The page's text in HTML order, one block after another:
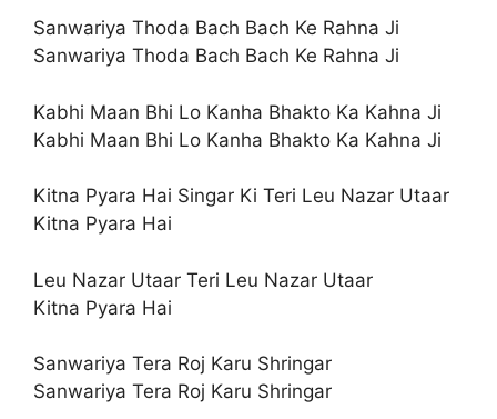
Sanwariya Thoda Bach Bach Ke Rahna Ji
Sanwariya Thoda Bach Bach Ke Rahna Ji
Kabhi Maan Bhi Lo Kanha Bhakto Ka Kahna Ji
Kabhi Maan Bhi Lo Kanha Bhakto Ka Kahna Ji
Kitna Pyara Hai Singar Ki Teri Leu Nazar Utaar
Kitna Pyara Hai
Leu Nazar Utaar Teri Leu Nazar Utaar
Kitna Pyara Hai
Sanwariya Tera Roj Karu Shringar
Sanwariya Tera Roj Karu Shringar